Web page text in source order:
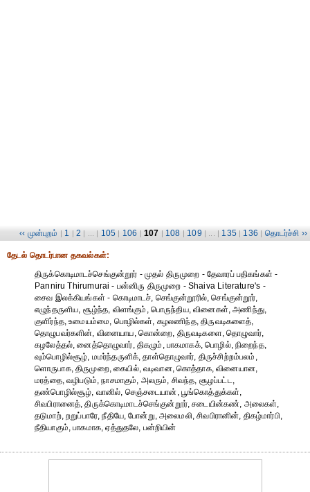
‹‹ முன்புறம் | 1 | 2 | ... | 105 | 106 | 107 | 108 | 109 | ... | 135 | 136 | தொடர்ச்சி ››
தேட‌ல் தொட‌ர்பான தகவ‌ல்க‌ள்:
திருக்கொடிமாடச்செங்குன்றூர் - முதல் திருமுறை - தேவாரப் பதிகங்கள் -
Panniru Thirumurai - பன்னிரு திருமுறை - Shaiva Literature's -
சைவ இலக்கியங்கள் - கொடிமாடச், செங்குன்றூரில், செங்குன்றூர்,
எழுந்தருளிய, சூழ்ந்த, விளங்கும், பொருந்திய, வினைகள், அணிந்து,
குளிர்ந்த, உமையம்மை, பொழில்கள், கழலணிந்த, திருவடிகளைத்,
தொழுபவர்களின், வினையாய, கொன்றை, திருவடிகளை, தொழுவார்,
கழலேத்தல், னைத்தொழுவார், திகழும், பாகமாகக், பொழில், நிறைந்த,
வும்பொழில்சூழ், மமர்ந்தருளிக், தாள்தொழுவார், திருச்சிற்றம்பலம்,
ளொருபாக, திருமுறை, கையில், வடிவான, கொத்தாக, வினையான,
மரத்தை, வழிபடும், நாசமாகும், அலரும், சிவந்த, சூழப்பட்ட,
தண்பொழில்சூழ், வானில், செஞ்சடையான், பூங்கொத்துக்கள்,
சிவபிரானைத், திருக்கொடிமாடச்செங்குன்றூர், சடையின்கண், அலைகள்,
தடுமாற், றறுப்பாரே, நீதியே, போன்று, அலைமலி, சிவபிரானின், திகழ்மார்பி,
நீதியாகும், பாகமாக, ஏத்துதலே, பன்றியின்